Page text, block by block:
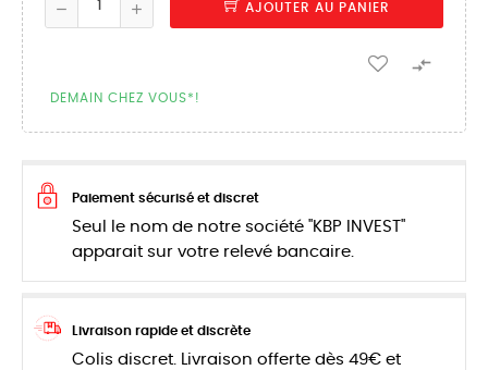
AJOUTER AU PANIER

DEMAIN CHEZ VOUS*!
Paiement sécurisé et discret
Seul le nom de notre société "KBP INVEST"
apparait sur votre relevé bancaire.
Livraison rapide et discrète
Colis discret. Livraison offerte dès 49€ et